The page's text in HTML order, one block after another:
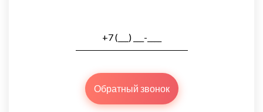
Обратный звонок